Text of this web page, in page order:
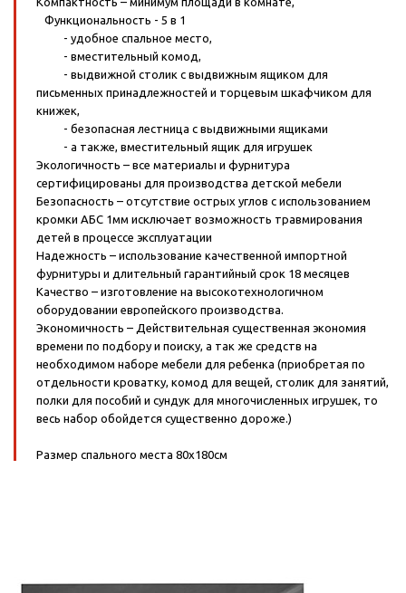
Функциональность - 5 в 1
- удобное спальное место,
- вместительный комод,
- выдвижной столик с выдвижным ящиком для
письменных принадлежностей и торцевым шкафчиком для
книжек,
- безопасная лестница с выдвижными ящиками
- а также, вместительный ящик для игрушек
Экологичность – все материалы и фурнитура
сертифицированы для производства детской мебели
Безопасность – отсутствие острых углов с использованием
кромки АБС 1мм исключает возможность травмирования
детей в процессе эксплуатации
Надежность – использование качественной импортной
фурнитуры и длительный гарантийный срок 18 месяцев
Качество – изготовление на высокотехнологичном
оборудовании европейского производства.
Экономичность – Действительная существенная экономия
времени по подбору и поиску, а так же средств на
необходимом наборе мебели для ребенка (приобретая по
отдельности кроватку, комод для вещей, столик для занятий,
полки для пособий и сундук для многочисленных игрушек, то
весь набор обойдется существенно дороже.)
Размер спального места 80х180см